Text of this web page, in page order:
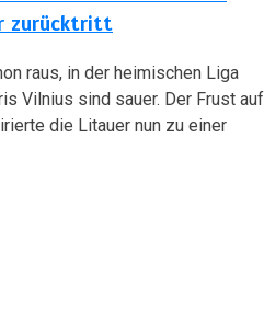
zurücktritt
raus, in der heimischen Liga
Vilnius sind sauer. Der Frust auf
die Litauer nun zu einer